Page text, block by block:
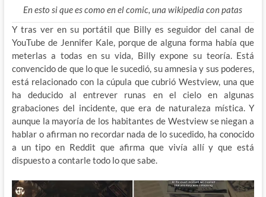
En esto si que es como en el comic, una wikipedia con patas
Y tras ver en su portátil que Billy es seguidor del canal de
YouTube de Jennifer Kale, porque de alguna forma había que
meterlas a todas en su vida, Billy expone su teoría. Está
convencido de que lo que le sucedió, su amnesia y sus poderes,
está relacionado con la cúpula que cubrió Westview, una que
ha deducido al entrever runas en el cielo en algunas
grabaciones del incidente, que era de naturaleza mística. Y
aunque la mayoría de los habitantes de Westview se niegan a
hablar o afirman no recordar nada de lo sucedido, ha conocido
a un tipo en Reddit que afirma que vivía allí y que está
dispuesto a contarle todo lo que sabe.